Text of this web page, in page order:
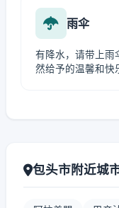
雨伞
有降水，请带上雨
然给予的温馨和快
包头市附近城